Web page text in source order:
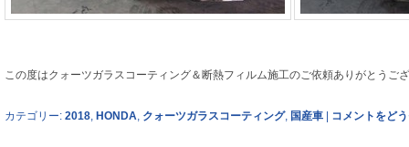
この度はクォーツガラスコーティング＆断熱フィルム施工のご依頼ありがとうご
カテゴリー: 2018, HONDA, クォーツガラスコーティング, 国産車 | コメントをど